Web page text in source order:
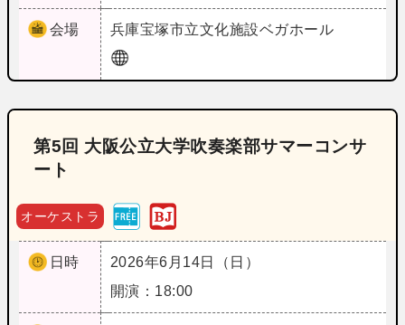
会場 兵庫宝塚市立文化施設ベガホール
第5回 大阪公立大学吹奏楽部サマーコンサ
ート
オーケストラ
日時
2026年6月14日（日）
開演：18:00